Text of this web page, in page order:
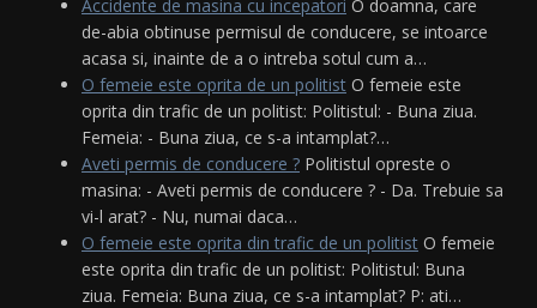
Accidente de masina cu incepatori O doamna, care
de-abia obtinuse permisul de conducere, se intoarce
acasa si, inainte de a o intreba sotul cum a…
O femeie este oprita de un politist O femeie este
oprita din trafic de un politist: Politistul: - Buna ziua.
Femeia: - Buna ziua, ce s-a intamplat?…
Aveti permis de conducere ? Politistul opreste o
masina: - Aveti permis de conducere ? - Da. Trebuie sa
vi-l arat? - Nu, numai daca…
O femeie este oprita din trafic de un politist O femeie
este oprita din trafic de un politist: Politistul: Buna
ziua. Femeia: Buna ziua, ce s-a intamplat? P: ati…